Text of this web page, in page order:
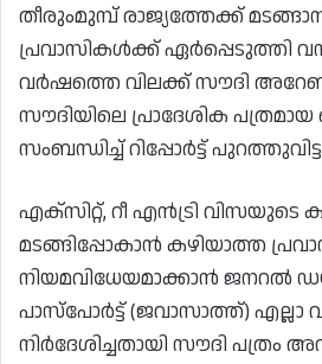
തീരുംമുമ്പ് രാജ്യത്തേക്ക്
പ്രവാസികൾക്ക് ഏർപ്പെടുത്തി
വർഷത്തെ വിലക്ക് സൗദി
സൗദിയിലെ പ്രാദേശിക
സംബന്ധിച്ച് റിപ്പോർട്ട്
എക്‌സിറ്റ്, റീ എൻട്രി വിസയുടെ
മടങ്ങിപ്പോകാൻ കഴിയാത്ത
നിയമവിധേയമാക്കാൻ ജനറൽ
പാസ്‌പോർട്ട് (ജവാസാത്ത്)
നിർദേശിച്ചതായി സൗദി പത്രം